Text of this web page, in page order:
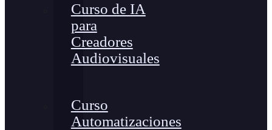
Curso de IA
para
Creadores
Audiovisuales
Curso
Automatizaciones